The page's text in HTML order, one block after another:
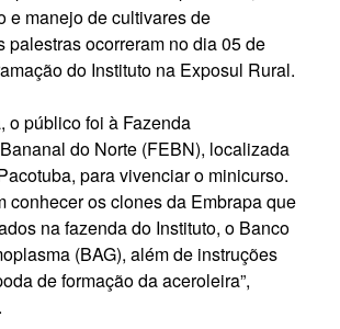
e manejo de cultivares de
palestras ocorreram no dia 05 de
do Instituto na Exposul Rural.
o público foi à Fazenda
do Norte (FEBN), localizada
para vivenciar o minicurso.
conhecer os clones da Embrapa que
na fazenda do Instituto, o Banco
(BAG), além de instruções
de formação da aceroleira”,